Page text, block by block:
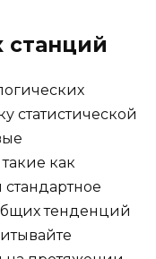
станций
статистической
как
тенденций